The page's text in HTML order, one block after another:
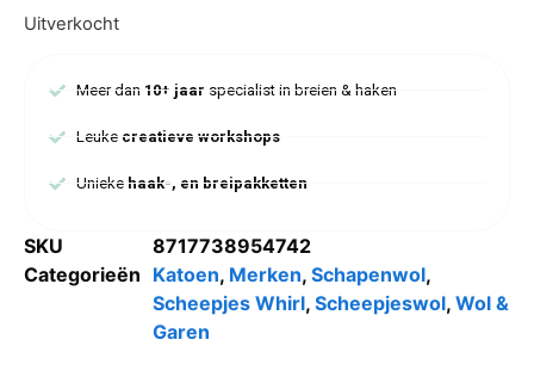
Uitverkocht
Meer dan 10+ jaar specialist in breien & haken
Leuke creatieve workshops
Uniekehaak-, en breipakketten
SKU
8717738954742
Categorieën Katoen, Merken, Schapenwol,
Scheepjes Whirl, Scheepjeswol, Wol &
Garen